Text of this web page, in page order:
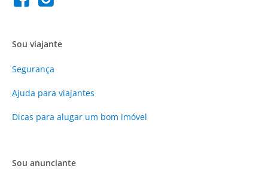
Sou viajante
Segurança
Ajuda para viajantes
Dicas para alugar um bom imóvel
Sou anunciante